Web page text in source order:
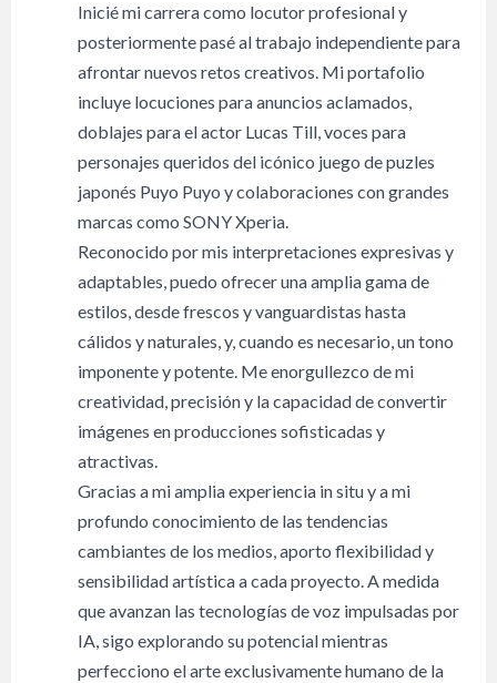
Inicié mi carrera como locutor profesional y
posteriormente pasé al trabajo independiente para
afrontar nuevos retos creativos. Mi portafolio
incluye locuciones para anuncios aclamados,
doblajes para el actor Lucas Till, voces para
personajes queridos del icónico juego de puzles
japonés Puyo Puyo y colaboraciones con grandes
marcas como SONY Xperia.
Reconocido por mis interpretaciones expresivas y
adaptables, puedo ofrecer una amplia gama de
estilos, desde frescos y vanguardistas hasta
cálidos y naturales, y, cuando es necesario, un tono
imponente y potente. Me enorgullezco de mi
creatividad, precisión y la capacidad de convertir
imágenes en producciones sofisticadas y
atractivas.
Gracias a mi amplia experiencia in situ y a mi
profundo conocimiento de las tendencias
cambiantes de los medios, aporto flexibilidad y
sensibilidad artística a cada proyecto. A medida
que avanzan las tecnologías de voz impulsadas por
IA, sigo explorando su potencial mientras
perfecciono el arte exclusivamente humano de la